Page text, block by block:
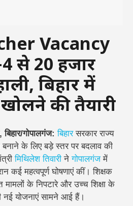
Vacancy
से 20 हजार
बिहार में
की तैयारी
गोपालगंज: बिहारसरकार राज्य
बनाने के लिए बड़े स्तर पर बदलाव की
मिथिलेश तिवारी नेगोपालगंजमें
कई महत्वपूर्ण घोषणाएं कीं। शिक्षक
मामलों के निपटारे और उच्च शिक्षा के
नई योजनाएं सामने आई हैं।